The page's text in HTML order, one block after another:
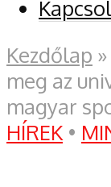
Kezdőlap »
meg az
magyar
HÍREK •